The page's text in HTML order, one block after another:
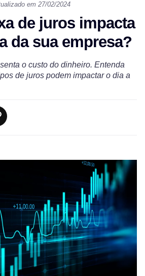
em 27/02/2024
de juros impacta
da sua empresa?
o custo do dinheiro. Entenda
de juros podem impactar o dia a